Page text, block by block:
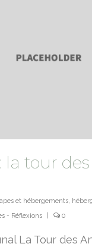
la tour des
et hébergements,
- Réflexions
0
La Tour des